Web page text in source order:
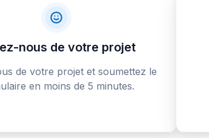
nous de votre projet
de votre projet et soumettez le
en moins de 5 minutes.